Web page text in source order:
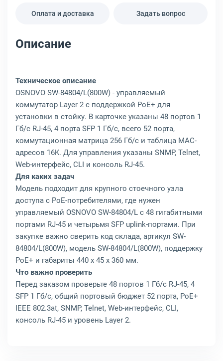
Оплата и доставка Задать вопрос
Описание
Техническое описание
OSNOVO SW-84804/L(800W) - управляемый
коммутатор Layer 2 с поддержкой PoE+ для
установки в стойку. В карточке указаны 48 портов 1
Гб/с RJ-45, 4 порта SFP 1 Гб/с, всего 52 порта,
коммутационная матрица 256 Гб/с и таблица MAC-
адресов 16K. Для управления указаны SNMP, Telnet,
Web-интерфейс, CLI и консоль RJ-45.
Для каких задач
Модель подходит для крупного стоечного узла
доступа с PoE-потребителями, где нужен
управляемый OSNOVO SW-84804/L с 48 гигабитными
портами RJ-45 и четырьмя SFP uplink-портами. При
закупке важно сверить код склада, артикул SW-
84804/L(800W), модель SW-84804/L(800W), поддержку
PoE+ и габариты 440 x 45 x 360 мм.
Что важно проверить
Перед заказом проверьте 48 портов 1 Гб/с RJ-45, 4
SFP 1 Гб/с, общий портовый бюджет 52 порта, PoE+
IEEE 802.3at, SNMP, Telnet, Web-интерфейс, CLI,
консоль RJ-45 и уровень Layer 2.